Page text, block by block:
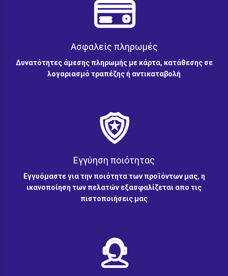
Ασφαλείς πληρωμές
Δυνατότητες άμεσης πληρωμής με κάρτα, κατάθεσης σε
λογαριασμό τραπέζης ή αντικαταβολή
Εγγύηση ποιότητας
Εγγυόμαστε για την ποιότητα των προϊόντων μας, η
ικανοποίηση των πελατών εξασφαλίζεται απο τις
πιστοποιήσεις μας